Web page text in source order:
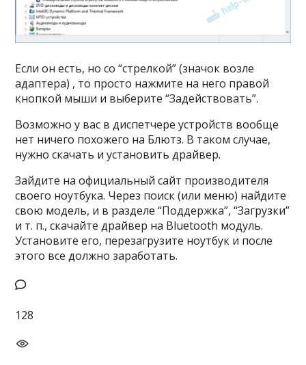
Если он есть, но со “стрелкой” (значок возле
адаптера) , то просто нажмите на него правой
кнопкой мыши и выберите “Задействовать”.
Возможно у вас в диспетчере устройств вообще
нет ничего похожего на Блютз. В таком случае,
нужно скачать и установить драйвер.
Зайдите на официальный сайт производителя
своего ноутбука. Через поиск (или меню) найдите
свою модель, и в разделе “Поддержка”, “Загрузки”
и т. п., скачайте драйвер на Bluetooth модуль.
Установите его, перезагрузите ноутбук и после
этого все должно заработать.
128